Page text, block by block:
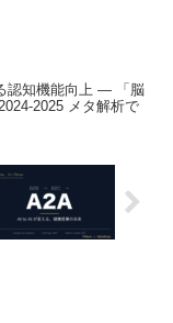
認知機能向上 ― 「脳
2025 メタ解析で